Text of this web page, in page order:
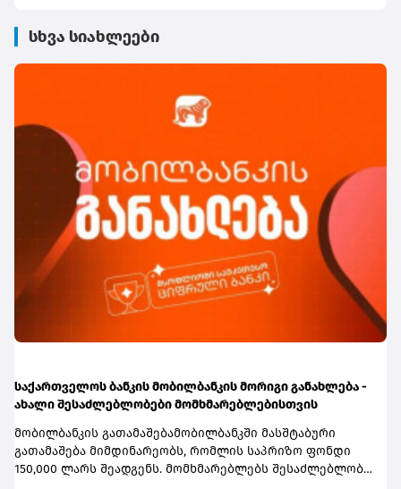
სხვა სიახლეები
საქართველოს ბანკის მობილბანკის მორიგი განახლება -
ახალი შესაძლებლობები მომხმარებლებისთვის
მობილბანკის გათამაშებამობილბანკში მასშტაბური
გათამაშება მიმდინარეობს, რომლის საპრიზო ფონდი
150,000 ლარს შეადგენს. მომხმარებლებს შესაძლებლობა